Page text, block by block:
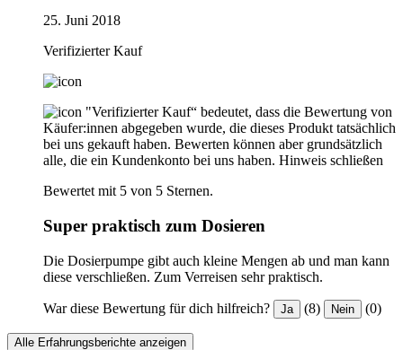
25. Juni 2018
Verifizierter Kauf
"Verifizierter Kauf“ bedeutet, dass die Bewertung von
Käufer:innen abgegeben wurde, die dieses Produkt tatsächlich
bei uns gekauft haben. Bewerten können aber grundsätzlich
alle, die ein Kundenkonto bei uns haben. Hinweis schließen
Bewertet mit 5 von 5 Sternen.
Super praktisch zum Dosieren
Die Dosierpumpe gibt auch kleine Mengen ab und man kann
diese verschließen. Zum Verreisen sehr praktisch.
War diese Bewertung für dich hilfreich? Ja (8) Nein (0)
Alle Erfahrungsberichte anzeigen